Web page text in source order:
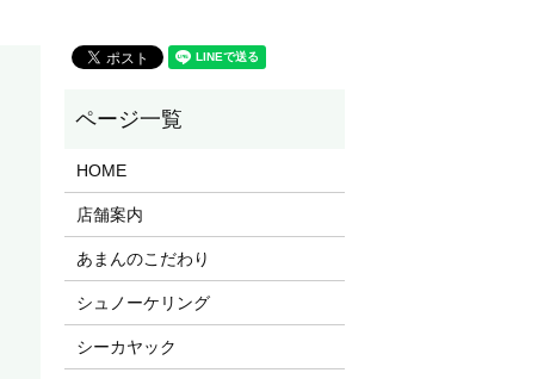
HOME
店舗案内
あまんのこだわり
シュノーケリング
シーカヤック